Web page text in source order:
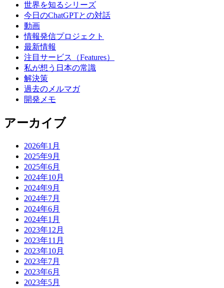
世界を知るシリーズ
今日のChatGPTとの対話
動画
情報発信プロジェクト
最新情報
注目サービス（Features）
私が想う日本の常識
解決策
過去のメルマガ
開発メモ
アーカイブ
2026年1月
2025年9月
2025年6月
2024年10月
2024年9月
2024年7月
2024年6月
2024年1月
2023年12月
2023年11月
2023年10月
2023年7月
2023年6月
2023年5月